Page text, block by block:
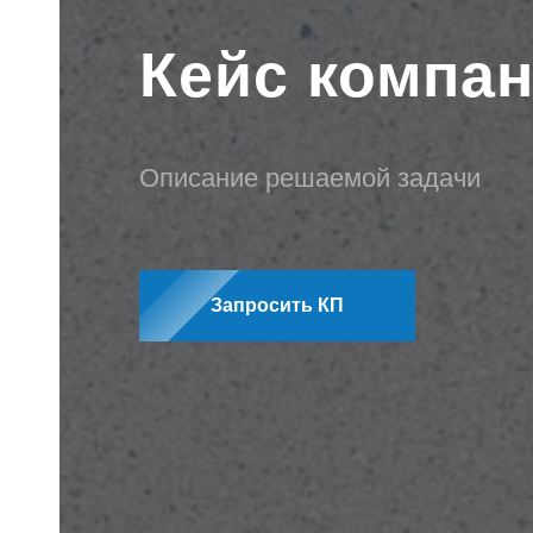
Кейс
Описание решаемой задачи
Запросить КП